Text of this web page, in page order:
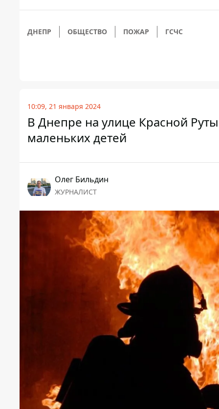
ДНЕПР ОБЩЕСТВО ПОЖАР ГСЧС
10:09, 21 января 2024
В Днепре на улице Красной
маленьких детей
Олег Бильдин
ЖУРНАЛИСТ